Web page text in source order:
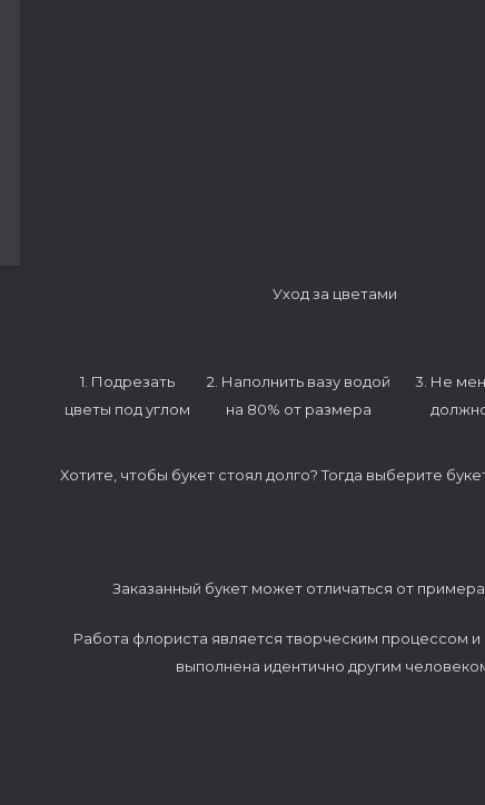
Уход за цветами
1. Подрезать
цветы под углом
2. Наполнить вазу водой
на 80% от размера
3. Не
Хотите, чтобы букет стоял долго? Тогда выберите
Заказанный букет может отличаться от примера
Работа флориста является творческим процессом
выполнена идентично другим